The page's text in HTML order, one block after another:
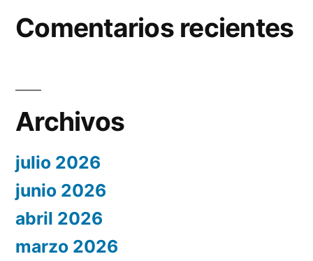
Comentarios recientes
Archivos
julio 2026
junio 2026
abril 2026
marzo 2026